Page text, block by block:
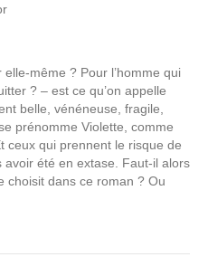
même ? Pour l’homme qui
? – est ce qu’on appelle
belle, vénéneuse, fragile,
prénomme Violette, comme
ceux qui prennent le risque de
avoir été en extase. Faut-il alors
choisit dans ce roman ? Ou